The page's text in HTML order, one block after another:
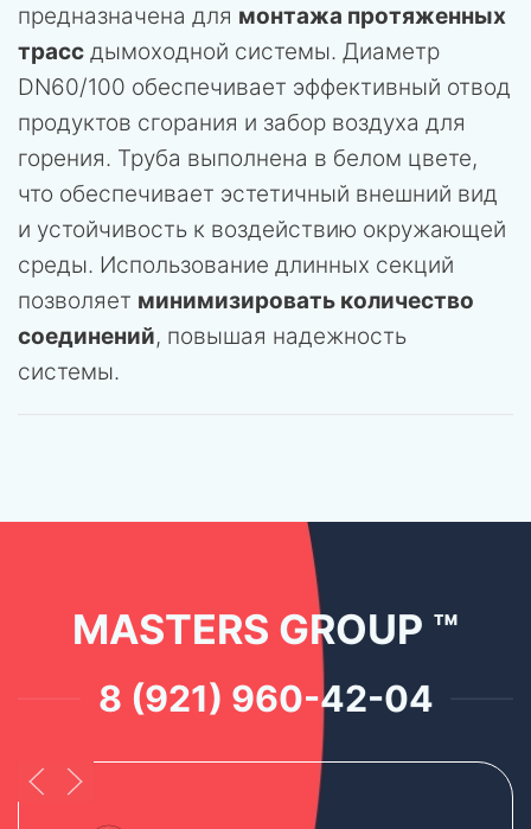
предназначена для монтажа протяженных
трасс дымоходной системы. Диаметр
DN60/100 обеспечивает эффективный отвод
продуктов сгорания и забор воздуха для
горения. Труба выполнена в белом цвете,
что обеспечивает эстетичный внешний вид
и устойчивость к воздействию окружающей
среды. Использование длинных секций
позволяет минимизировать количество
соединений, повышая надежность
системы.
MASTERS GROUP ™
8 (921) 960-42-04